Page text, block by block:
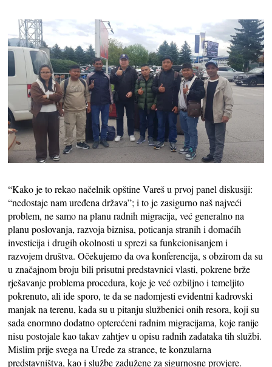
“Kako je to rekao načelnik opštine Vareš u prvoj panel diskusiji:
“nedostaje nam uređena država”; i to je zasigurno naš najveći
problem, ne samo na planu radnih migracija, već generalno na
planu poslovanja, razvoja biznisa, poticanja stranih i domaćih
investicija i drugih okolnosti u sprezi sa funkcionisanjem i
razvojem društva. Očekujemo da ova konferencija, s obzirom da su
u značajnom broju bili prisutni predstavnici vlasti, pokrene brže
rješavanje problema procedura, koje je već ozbiljno i temeljito
pokrenuto, ali ide sporo, te da se nadomjesti evidentni kadrovski
manjak na terenu, kada su u pitanju službenici onih resora, koji su
sada enormno dodatno opterećeni radnim migracijama, koje ranije
nisu postojale kao takav zahtjev u opisu radnih zadataka tih službi.
Mislim prije svega na Urede za strance, te konzularna
predstavništva, kao i službe zadužene za sigurnosne provjere.